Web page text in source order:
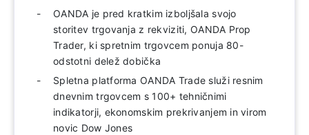
OANDA je pred kratkim izboljšala svojo
storitev trgovanja z rekviziti, OANDA Prop
Trader, ki spretnim trgovcem ponuja 80-
odstotni delež dobička
Spletna platforma OANDA Trade služi resnim
dnevnim trgovcem s 100+ tehničnimi
indikatorji, ekonomskim prekrivanjem in virom
novic Dow Jones